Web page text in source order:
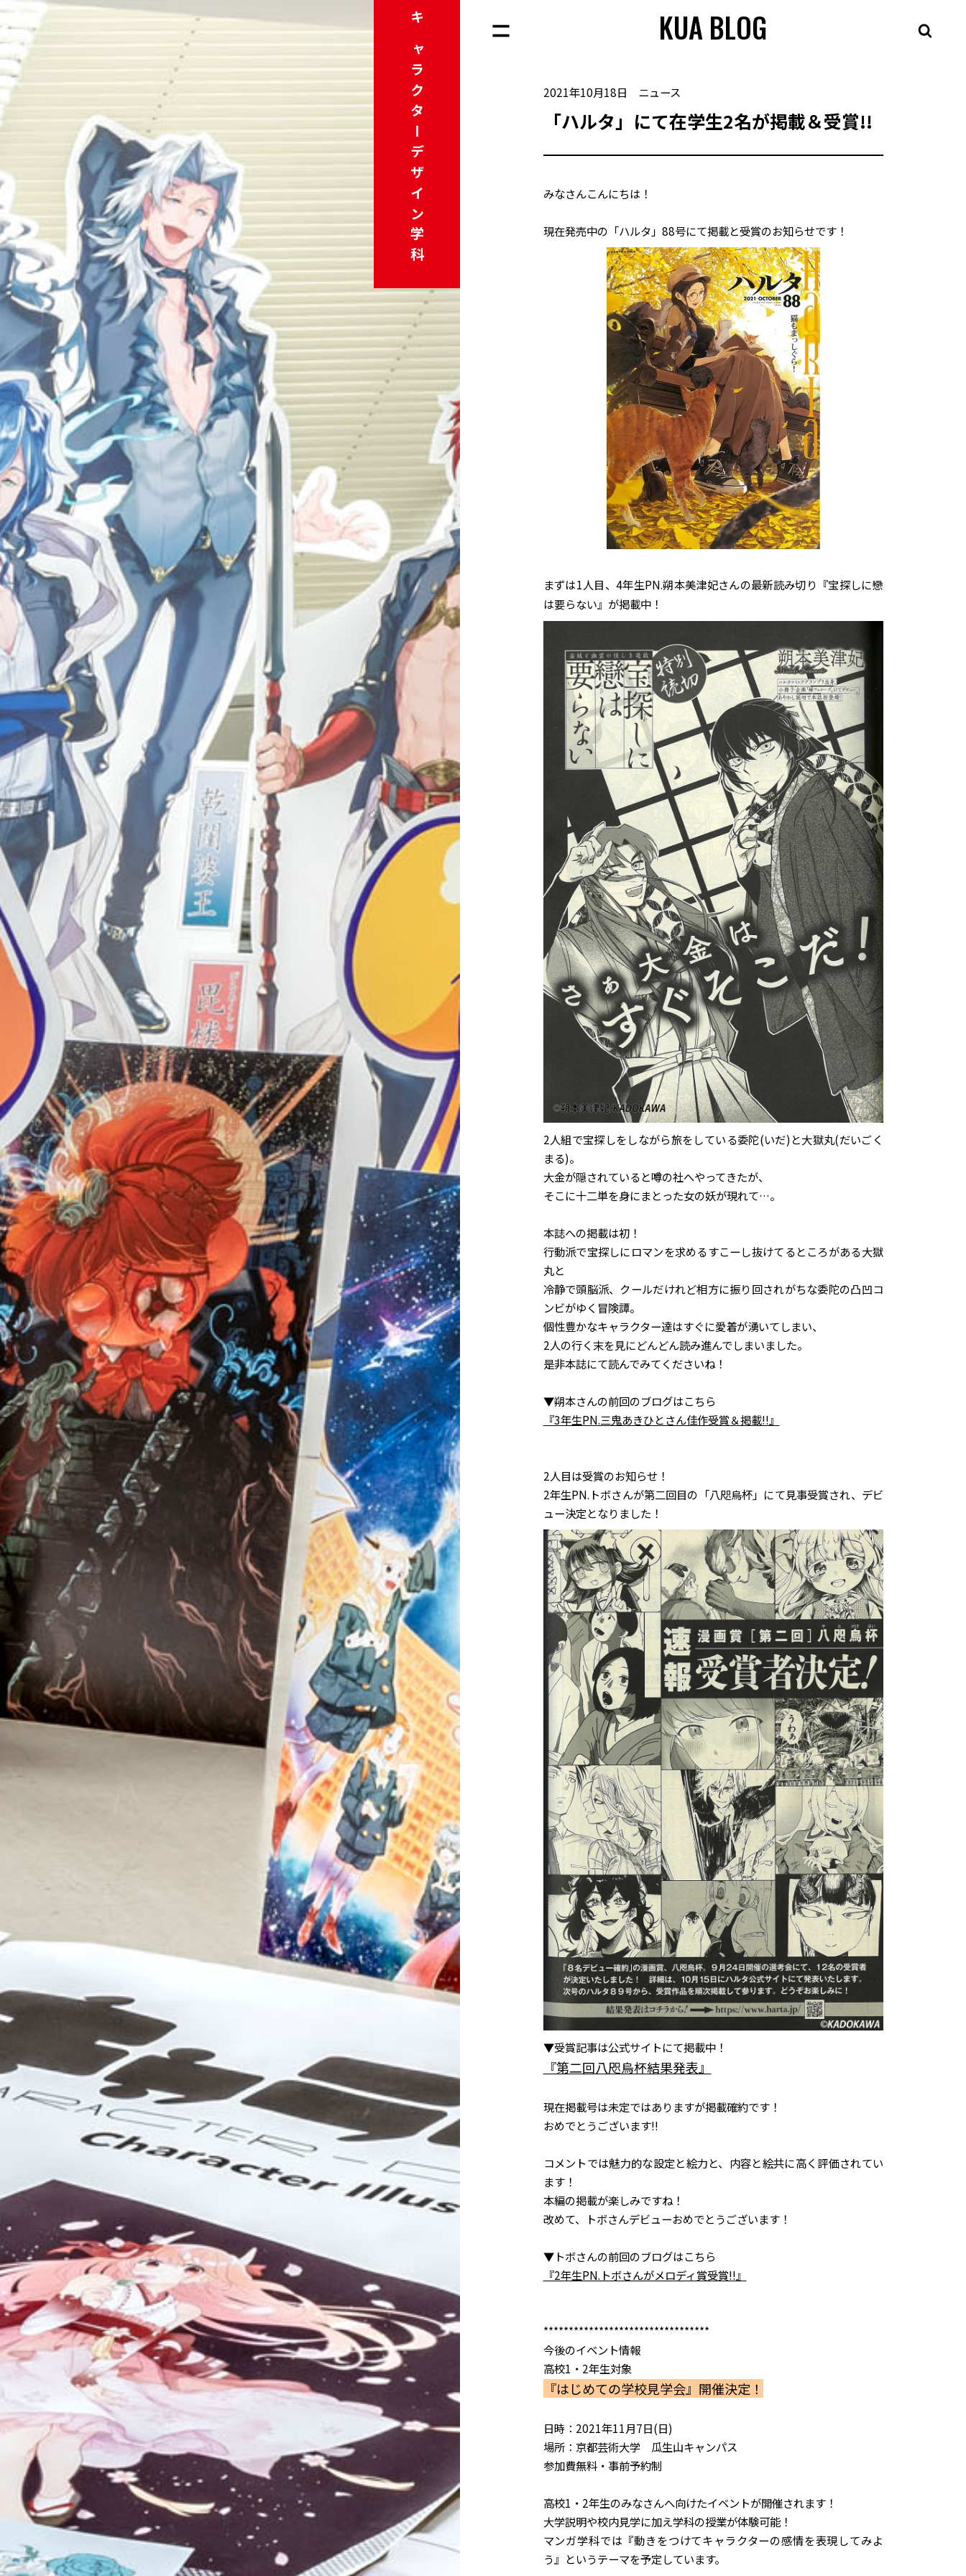
KUA BLOG
キャラクター
デザイン学科
2021年10月18日 ニュース
「ハルタ」にて在学生2名が掲載＆受賞!!
みなさんこんにちは！
現在発売中の「ハルタ」88号にて掲載と受賞のお知らせです！
まずは1人目、4年生PN.朔本美津妃さんの最新読み切り『宝探しに戀
は要らない』 が掲載中！
2人組で宝探しをしながら旅をしている委陀(いだ)と大獄丸(だいごく
まる)。
大金が隠されていると噂の社へやってきたが、
そこに十二単を身にまとった女の妖が現れて…。
本誌への掲載は初！
行動派で宝探しにロマンを求めるすこーし抜けてるところがある大獄
丸と
冷静で頭脳派、クールだけれど相方に振り回されがちな委陀の凸凹コ
ンビがゆく冒険譚。
個性豊かなキャラクター達はすぐに愛着が湧いてしまい、
2人の行く末を見にどんどん読み進んでしまいました。
是非本誌にて読んでみてくださいね！
▼朔本さんの前回のブログはこちら
『3年生PN.三鬼あきひとさん佳作受賞＆掲載!!』
2人目は受賞のお知らせ！
2年生PN.トボさんが第二回目の「八咫烏杯」にて見事受賞され、デビ
ュー決定となりました！
▼受賞記事は公式サイトにて掲載中！
『第二回八咫烏杯結果発表』
現在掲載号は未定ではありますが掲載確約です！
おめでとうございます!!
コメントでは魅力的な設定と絵力と、内容と絵共に高く評価されてい
ます！
本編の掲載が楽しみですね！
改めて、トボさんデビューおめでとうございます！
▼トボさんの前回のブログはこちら
『2年生PN.トボさんがメロディ賞受賞!!』
*********************************
今後のイベント情報
高校1・2年生対象
『はじめての学校見学会』開催決定！
日時：2021年11月7日(日)
場所：京都芸術大学 瓜生山キャンパス
参加費無料・事前予約制
高校1・2年生のみなさんへ向けたイベントが開催されます！
大学説明や校内見学に加え学科の授業が体験可能！
マンガ学科では『動きをつけてキャラクターの感情を表現してみよ
う』というテーマを予定しています。